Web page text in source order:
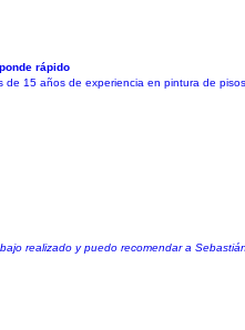
rápido
15 años de experiencia en pintura de
realizado y puedo recomendar a